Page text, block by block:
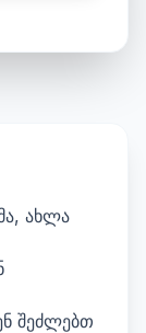
ახლა
შეძლებთ